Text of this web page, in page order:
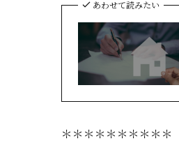
あわせて読みたい
＊＊＊＊＊＊＊＊＊＊